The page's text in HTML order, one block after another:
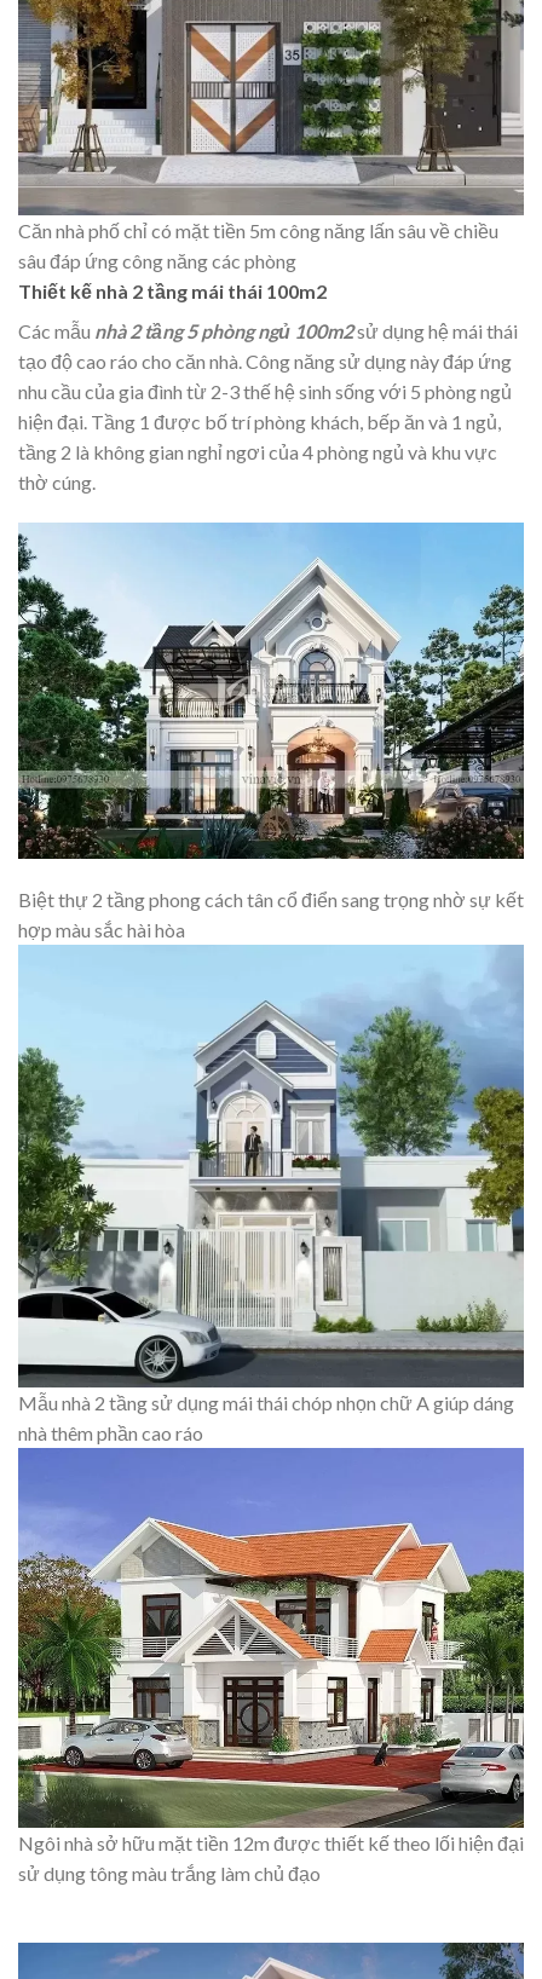
Căn nhà phố chỉ có mặt tiền 5m công năng lấn sâu về chiều
sâu đáp ứng công năng các phòng
Thiết kế nhà 2 tầng mái thái 100m2
Các mẫu nhà 2 tầng 5 phòng ngủ 100m2sử dụng hệ mái thái
tạo độ cao ráo cho căn nhà. Công năng sử dụng này đáp ứng
nhu cầu của gia đình từ 2-3 thế hệ sinh sống với 5 phòng ngủ
hiện đại. Tầng 1 được bố trí phòng khách, bếp ăn và 1 ngủ,
tầng 2 là không gian nghỉ ngơi của 4 phòng ngủ và khu vực
thờ cúng.
Biệt thự 2 tầng phong cách tân cổ điển sang trọng nhờ sự kết
hợp màu sắc hài hòa
Mẫu nhà 2 tầng sử dụng mái thái chóp nhọn chữ A giúp dáng
nhà thêm phần cao ráo
Ngôi nhà sở hữu mặt tiền 12m được thiết kế theo lối hiện đại
sử dụng tông màu trắng làm chủ đạo